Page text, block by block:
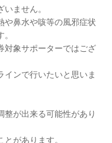
ません。
や鼻水や咳等の風邪症状
対象サポーターではござ
インで行いたいと思いま
整が出来る可能性があり
があります。